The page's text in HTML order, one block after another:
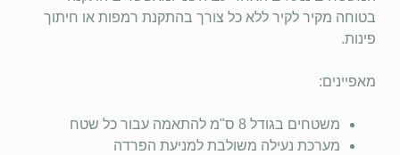
בטוחה מקיר לקיר ללא כל צורך בהתקנת רמפות או חיתוך
פינות.
מאפיינים:
משטחים בגודל 8 ס"מ להתאמה עבור כל שטח
מערכת נעילה משולבת למניעת הפרדה